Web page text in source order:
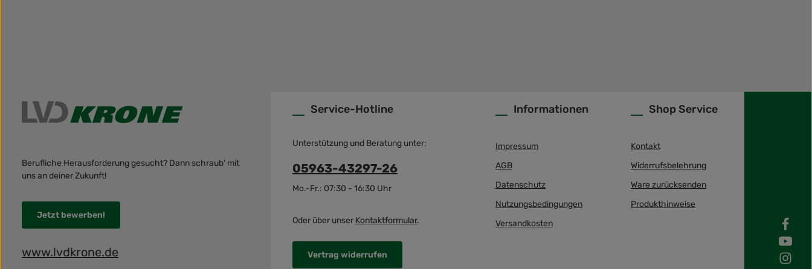
Berufliche Herausforderung gesucht? Dann schraub' mit
uns an deiner Zukunft!
Jetzt bewerben!
www.lvdkrone.de
Service-Hotline
Unterstützung und Beratung unter:
05963-43297-26
Mo.-Fr.: 07:30 - 16:30 Uhr
Oder über unser Kontaktformular.
Vertrag widerrufen
Informationen
Impressum
AGB
Datenschutz
Nutzungsbedingungen
Versandkosten
Shop Service
Kontakt
Widerrufsbelehrung
Ware zurücksenden
Produkthinweise